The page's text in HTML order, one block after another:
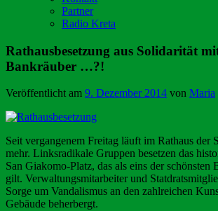
Partner
Radio Kreta
Rathausbesetzung aus Solidarität
Bankräuber …?!
Veröffentlicht am 9. Dezember 2014 von Maria
Seit vergangenem Freitag läuft im Rathaus der
mehr. Linksradikale Gruppen besetzen das
San Giakomo-Platz, das als eins der
gilt. Verwaltungsmitarbeiter und
Sorge um Vandalismus an den zahlreichen
Gebäude beherbergt.